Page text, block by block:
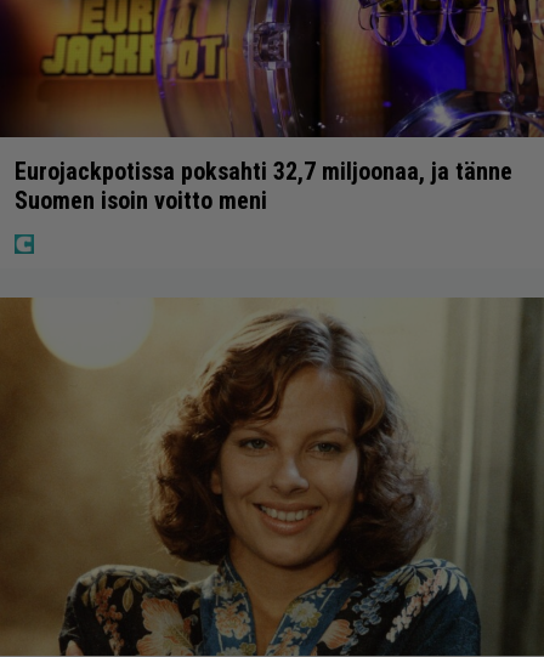
Eurojackpotissa poksahti 32,7 miljoonaa, ja tänne
Suomen isoin voitto meni